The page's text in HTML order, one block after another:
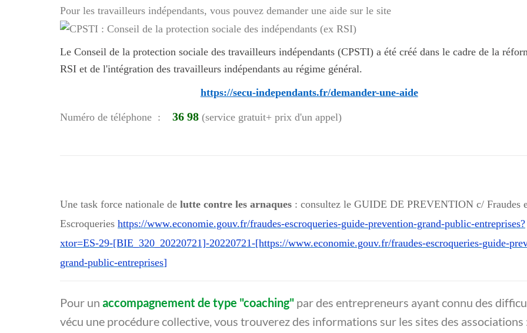
Pour les travailleurs indépendants, vous pouvez demander une aide sur le site
Le Conseil de la protection sociale des travailleurs indépendants (CPSTI) a été créé dans le cadre de la
RSI et de l'intégration des travailleurs indépendants au régime général.
https://secu-independants.fr/demander-une-aide
Numéro de téléphone : 36 98 (service gratuit+ prix d'un appel)
Une task force nationale de lutte contre les arnaques : consultez le GUIDE DE PREVENTION c/ Fraudes
Escroqueries https://www.economie.gouv.fr/fraudes-escroqueries-guide-prevention-grand-public-entreprises?
xtor=ES-29-[BIE_320_20220721]-20220721-[https://www.economie.gouv.fr/fraudes-escroqueries-guide-
grand-public-entreprises]
Pour un accompagnement de type "coaching" par des entrepreneurs ayant connu des
vécu une procédure collective, vous trouverez des informations sur les sites des associations